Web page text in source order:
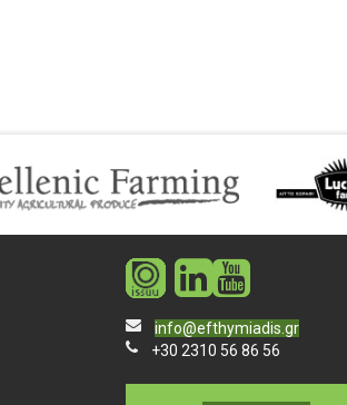
social
social
info@efthymiadis.gr
+30 2310 56 86 56